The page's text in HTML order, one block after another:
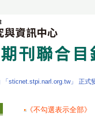
sticnet.stpi.narl.org.tw」 正
《不勾選表示全部》